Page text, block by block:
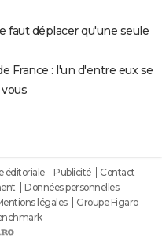
faut déplacer qu'une seule
France : l'un d'entre eux se
éditoriale Publicité
Contact
Données personnelles
légales
Groupe Figaro